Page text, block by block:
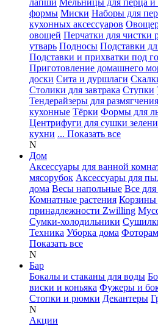
лапши Мельницы для перца и
формы Миски Наборы для
кухонных аксессуаров
овощей Перчатки для чистки
утварь Подносы Подставки
Подставки и прихватки под
Приготовление домашнего
доски Сита и дуршлаги
Столики для завтрака Ступки
Тендерайзеры для
кухонные Тёрки Формы для
Центрифуги для сушки зелени
кухни ... Показать все
N
Дом
Аксессуары для ванной
мясорубок Аксессуары для
дома Весы напольные Все
Комнатные растения Корзины
принадлежности Zwilling
Сумки-холодильники
Техника Уборка дома
Показать все
N
Бар
Бокалы и стаканы для воды
виски и коньяка Фужеры и
Стопки и рюмки Декантеры
N
Акции